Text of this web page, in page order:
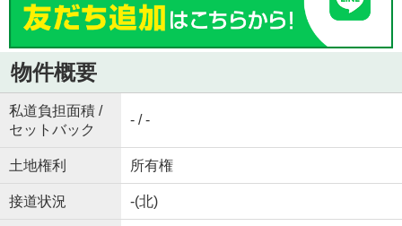
物件概要
私道負担面積 /
セットバック
- / -
土地権利 所有権
接道状況 -(北)